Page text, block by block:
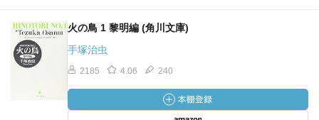
火の鳥 1 黎明編 (角川文庫)
手塚治虫
2185 4.06 240